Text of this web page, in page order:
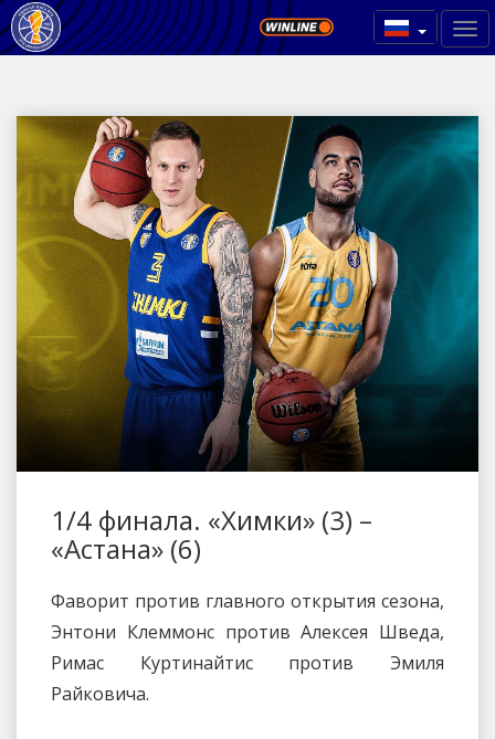
1/4 финала. «Химки» (3) –
«Астана» (6)
Фаворит против главного открытия сезона,
Энтони Клеммонс против Алексея Шведа,
Римас Куртинайтис против Эмиля
Райковича.